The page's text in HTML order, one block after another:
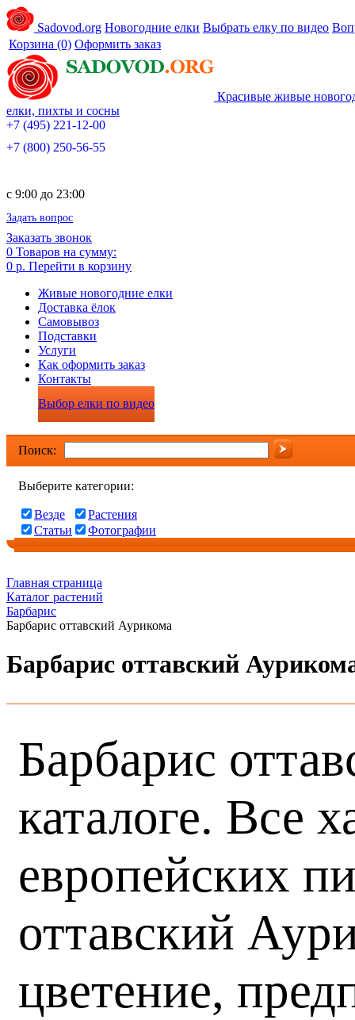
Sadovod.org Новогодние елки Выбрать елку по видео
Корзина (0) Оформить заказ
Красивые живые
елки, пихты и сосны
+7 (495) 221-12-00
+7 (800) 250-56-55
c 9:00 до 23:00
Задать вопрос
Заказать звонок
0 Товаров на сумму:
0 р. Перейти в корзину
Живые новогодние елки
Доставка ёлок
Самовывоз
Подставки
Услуги
Как оформить заказ
Контакты
Выбор елки по видео
Поиск:
Выберите категории:
Везде
Растения
Статьи
Фотографии
Главная страница
Каталог растений
Барбарис
Барбарис оттавский Аурикома
Барбарис оттавский
Барбарис
каталоге. Все
европейских
оттавский
цветение,